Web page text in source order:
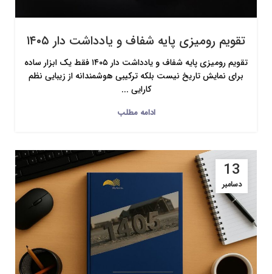
تقویم رومیزی پایه شفاف و یادداشت دار ۱۴۰۵
تقویم رومیزی پایه شفاف و یادداشت دار ۱۴۰۵ فقط یک ابزار ساده
برای نمایش تاریخ نیست بلکه ترکیبی هوشمندانه از زیبایی نظم
کارایی ...
ادامه مطلب
13
دسامبر